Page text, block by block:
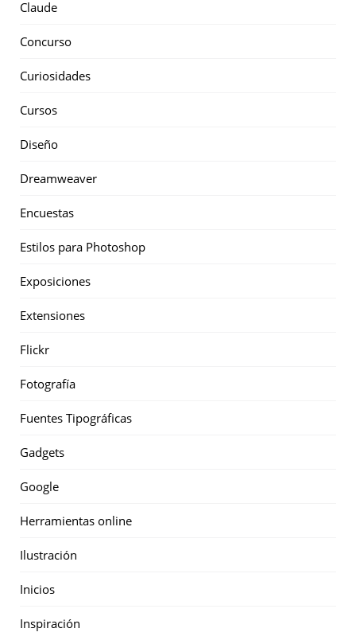
Claude
Concurso
Curiosidades
Cursos
Diseño
Dreamweaver
Encuestas
Estilos para Photoshop
Exposiciones
Extensiones
Flickr
Fotografía
Fuentes Tipográficas
Gadgets
Google
Herramientas online
Ilustración
Inicios
Inspiración